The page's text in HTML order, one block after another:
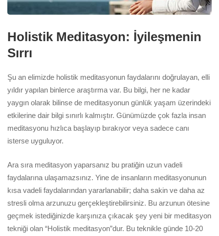
Holistik Meditasyon: İyileşmenin
Sırrı
Şu an elimizde holistik meditasyonun faydalarını doğrulayan, elli
yıldır yapılan binlerce araştırma var. Bu bilgi, her ne kadar
yaygın olarak bilinse de meditasyonun günlük yaşam üzerindeki
etkilerine dair bilgi sınırlı kalmıştır. Günümüzde çok fazla insan
meditasyonu hızlıca başlayıp bırakıyor veya sadece canı
isterse uyguluyor.
Ara sıra meditasyon yaparsanız bu pratiğin uzun vadeli
faydalarına ulaşamazsınız. Yine de insanların meditasyonunun
kısa vadeli faydalarından yararlanabilir; daha sakin ve daha az
stresli olma arzunuzu gerçekleştirebilirsiniz. Bu arzunun ötesine
geçmek istediğinizde karşınıza çıkacak şey yeni bir meditasyon
tekniği olan “Holistik meditasyon”dur. Bu teknikle günde 10-20